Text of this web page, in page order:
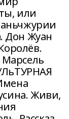
или
Дон Жуан
Живи,